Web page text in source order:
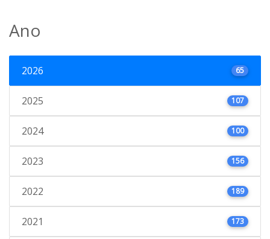
Ano
2026 65
2025 107
2024 100
2023 156
2022 189
2021 173